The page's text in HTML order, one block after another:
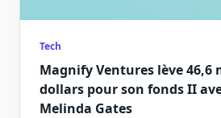
Tech
Magnify Ventures lève 46,6
dollars pour son fonds II
Melinda Gates